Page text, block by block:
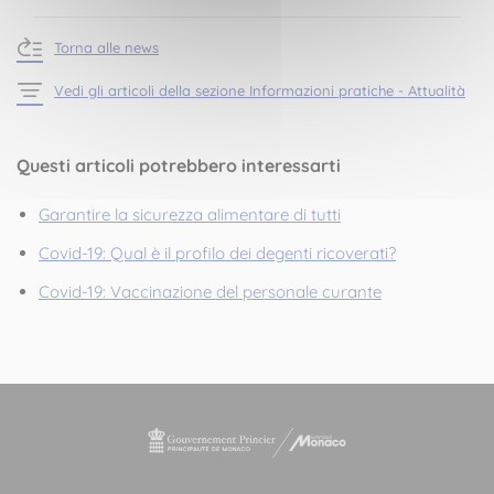
Torna alle news
Vedi gli articoli della sezione Informazioni pratiche - Attualità
Questi articoli potrebbero interessarti
Garantire la sicurezza alimentare di tutti
Covid-19: Qual è il profilo dei degenti ricoverati?
Covid-19: Vaccinazione del personale curante